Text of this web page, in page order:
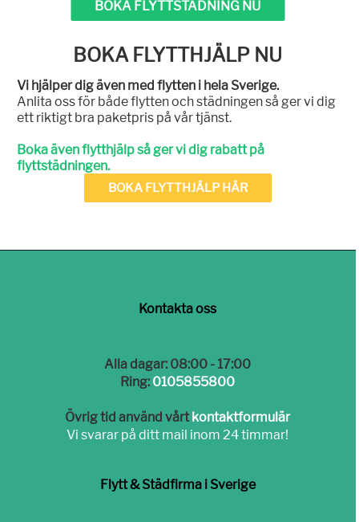
BOKA FLYTTSTÄDNING NU
BOKA FLYTTHJÄLP NU
Vi hjälper dig även med flytten i hela Sverige.
Anlita oss för både flytten och städningen så ger vi dig
ett riktigt bra paketpris på vår tjänst.
Boka även flytthjälp så ger vi dig rabatt på
flyttstädningen.
BOKA FLYTTHJÄLP HÄR
Kontakta oss
Alla dagar: 08:00 - 17:00
Ring: 0105855800
Övrig tid använd vårt kontaktformulär
Vi svarar på ditt mail inom 24 timmar!
Flytt & Städfirma i Sverige